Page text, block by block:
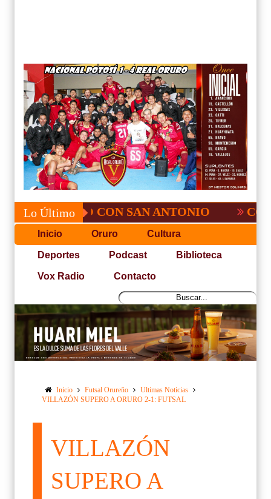
Lo Último
PUDO CON SAN ANTONIO COPA
Inicio Oruro Cultura
Deportes Podcast Biblioteca
Vox Radio Contacto
Inicio Futsal Orureño
Ultimas Noticias
VILLAZÓN SUPERO A ORURO 2-1: FUTSAL
VILLAZÓN
SUPERO A